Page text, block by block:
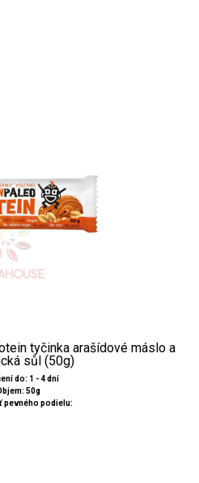
tyčinka arašídové máslo a
sůl (50g)
do: 1 - 4 dní
50g
pevného podielu: